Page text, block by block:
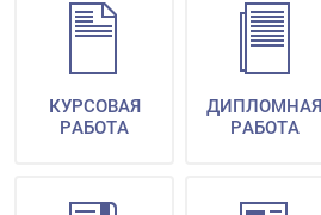
КУРСОВАЯ
РАБОТА
ДИПЛОМНАЯ
РАБОТА